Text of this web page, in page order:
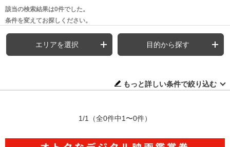
該当の検索結果は0件でした。
条件を変えてお探しください。
エリアを選択 目的から探す
もっと詳しい条件で絞り込む
1/1 （全0件中1〜0件）